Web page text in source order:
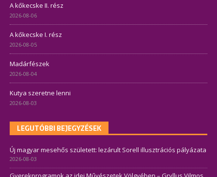
A kőkecske II. rész
2026-08-06
A kőkecske I. rész
2026-08-05
Madárfészek
2026-08-04
Kutya szeretne lenni
2026-08-03
LEGUTÓBBI BEJEGYZÉSEK
Új magyar mesehős született: lezárult Sorell illusztrációs pályázata
2026-08-03